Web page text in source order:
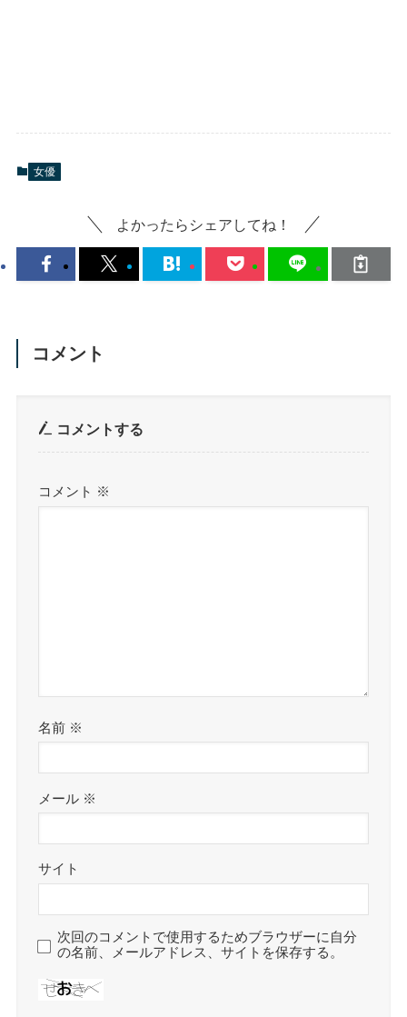
女優
よかったらシェアしてね！
コメント
コメントする
コメント ※
名前 ※
メール ※
サイト
次回のコメントで使用するためブラウザーに自分
の名前、メールアドレス、サイトを保存する。